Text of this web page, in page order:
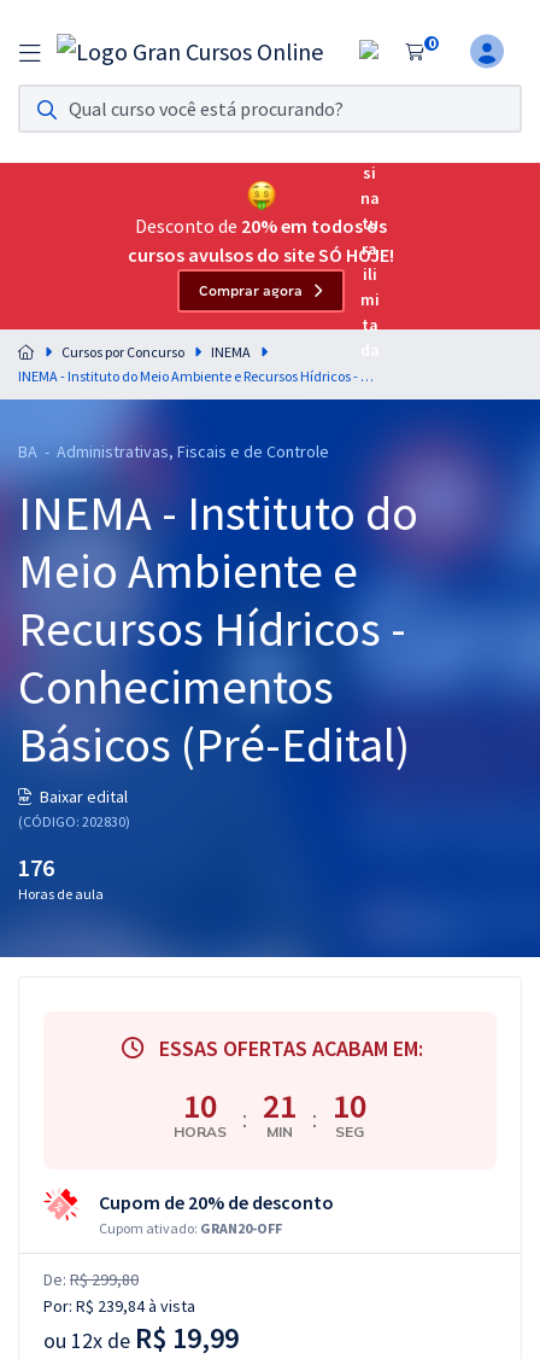
0
Assinatura Ilimitada 11
Acesso a todos os cursos. Teste grátis por 7 dias!
Assinatura OAB Até Passar
Acesso ilimitado a toda preparação para o Exame da
Residências Multiprofissionais
Preparação completa e intensiva para as principais
residências em saúde do Brasil
Cursos 20% OFF
Pós
Graduação
OAB
Mentorias
Questões grátis
Blog
Desconto de 20% em todos os
cursos avulsos do site SÓ HOJE!
Comprar agora
Cursos por Concurso
INEMA
INEMA - Instituto do Meio Ambiente e Recursos Hídricos - Conhecimentos Básicos (Pré-Edital)
BA - Administrativas, Fiscais e de Controle
INEMA - Instituto do
Meio Ambiente e
Recursos Hídricos -
Conhecimentos
Básicos (Pré-Edital)
Baixar edital
(CÓDIGO: 202830)
176
Horas de aula
ESSAS OFERTAS ACABAM EM:
10
HORAS : 21
MIN : 10
SEG
Cupom de 20% de desconto
Cupom ativado: GRAN20-OFF
De: R$ 299,80
Por: R$ 239,84à vista
ou 12x de R$ 19,99